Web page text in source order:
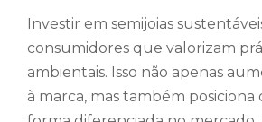
Investir em semijoias
consumidores que valorizam
ambientais. Isso não apenas
à marca, mas também posiciona